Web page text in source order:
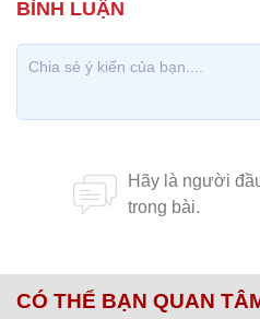
CÓ THỂ BẠN QUAN